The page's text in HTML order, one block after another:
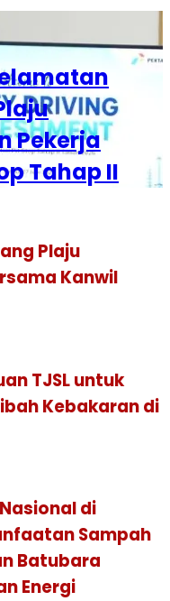
Pekerja
Tahap II
Plaju
Kanwil
TJSL untuk
Kebakaran di
di
Sampah
Batubara
Energi